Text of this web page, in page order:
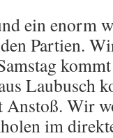
ein enorm
Partien.
Laubusch
Anstoß. Wir
im